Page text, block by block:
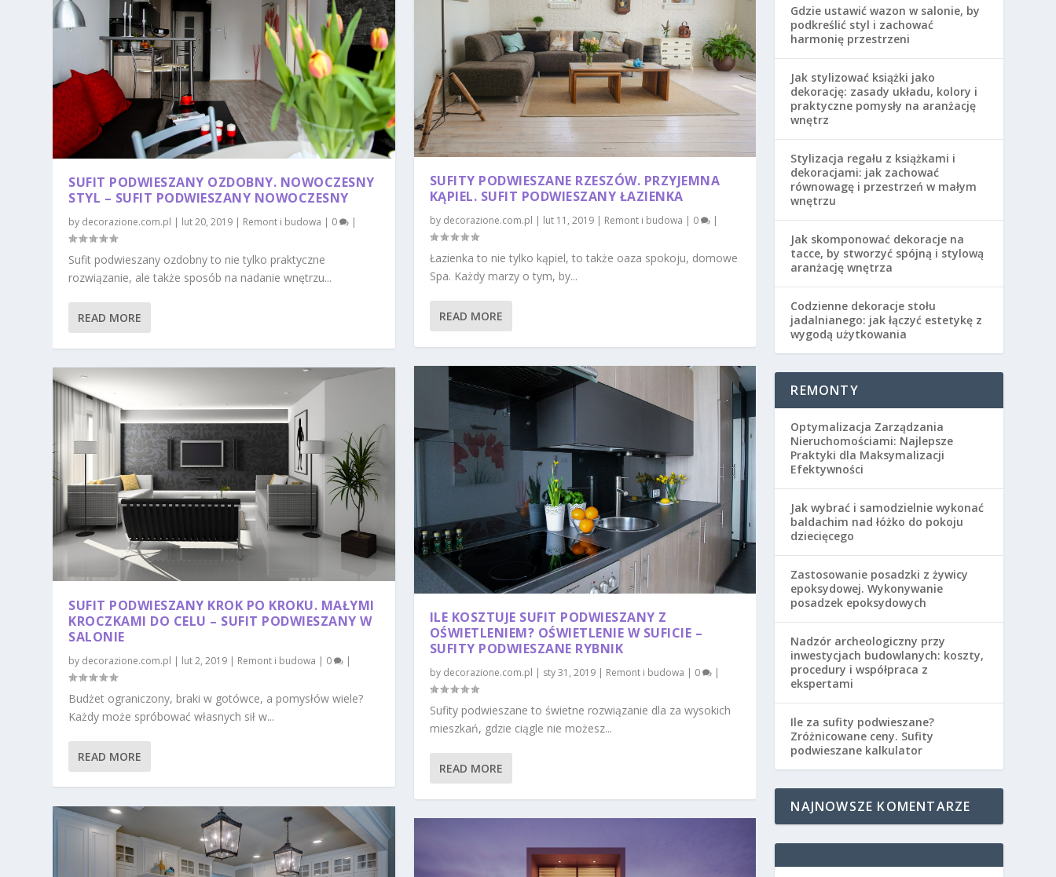
SUFIT PODWIESZANY OZDOBNY. NOWOCZESNY
STYL – SUFIT PODWIESZANY NOWOCZESNY
by decorazione.com.pl | lut 20, 2019 | Remont i budowa | 0 |
Sufit podwieszany ozdobny to nie tylko praktyczne
rozwiązanie, ale także sposób na nadanie wnętrzu...
READ MORE
SUFIT PODWIESZANY KROK PO KROKU. MAŁYMI
KROCZKAMI DO CELU – SUFIT PODWIESZANY W
SALONIE
by decorazione.com.pl | lut 2, 2019 | Remont i budowa | 0 |
Budżet ograniczony, braki w gotówce, a pomysłów wiele?
Każdy może spróbować własnych sił w...
READ MORE
SUFITY PODWIESZANE RZESZÓW. PRZYJEMNA
KĄPIEL. SUFIT PODWIESZANY ŁAZIENKA
by decorazione.com.pl | lut 11, 2019| Remont i budowa | 0 |
Łazienka to nie tylko kąpiel, to także oaza spokoju, domowe
Spa. Każdy marzy o tym, by...
READ MORE
ILE KOSZTUJE SUFIT PODWIESZANY Z
OŚWIETLENIEM? OŚWIETLENIE W SUFICIE –
SUFITY PODWIESZANE RYBNIK
by decorazione.com.pl | sty 31, 2019| Remont i budowa | 0 |
Sufity podwieszane to świetne rozwiązanie dla za wysokich
mieszkań, gdzie ciągle nie możesz...
READ MORE
Gdzie ustawić wazon w salonie, by
podkreślić styl i zachować
harmonię przestrzeni
Jak stylizować książki jako
dekorację: zasady układu, kolory i
praktyczne pomysły na aranżację
wnętrz
Stylizacja regału z książkami i
dekoracjami: jak zachować
równowagę i przestrzeń w małym
wnętrzu
Jak skomponować dekoracje na
tacce, by stworzyć spójną i stylową
aranżację wnętrza
Codzienne dekoracje stołu
jadalnianego: jak łączyć estetykę z
wygodą użytkowania
REMONTY
Optymalizacja Zarządzania
Nieruchomościami: Najlepsze
Praktyki dla Maksymalizacji
Efektywności
Jak wybrać i samodzielnie wykonać
baldachim nad łóżko do pokoju
dziecięcego
Zastosowanie posadzki z żywicy
epoksydowej. Wykonywanie
posadzek epoksydowych
Nadzór archeologiczny przy
inwestycjach budowlanych: koszty,
procedury i współpraca z
ekspertami
Ile za sufity podwieszane?
Zróżnicowane ceny. Sufity
podwieszane kalkulator
NAJNOWSZE KOMENTARZE